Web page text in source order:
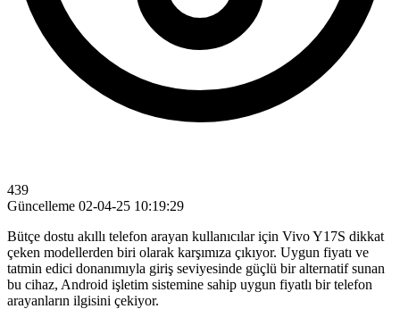
439
Güncelleme 02-04-25 10:19:29
Bütçe dostu akıllı telefon arayan kullanıcılar için Vivo Y17S dikkat
çeken modellerden biri olarak karşımıza çıkıyor. Uygun fiyatı ve
tatmin edici donanımıyla giriş seviyesinde güçlü bir alternatif sunan
bu cihaz, Android işletim sistemine sahip uygun fiyatlı bir telefon
arayanların ilgisini çekiyor.